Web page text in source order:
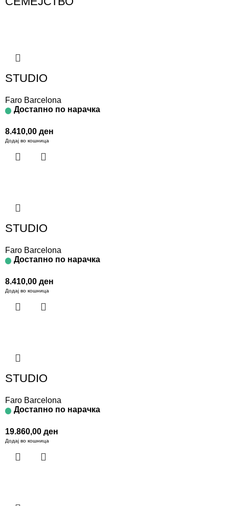
STUDIO
Faro Barcelona
Достапно по нарачка
8.410,00 ден
Додај во кошница
STUDIO
Faro Barcelona
Достапно по нарачка
8.410,00 ден
Додај во кошница
STUDIO
Faro Barcelona
Достапно по нарачка
19.860,00 ден
Додај во кошница